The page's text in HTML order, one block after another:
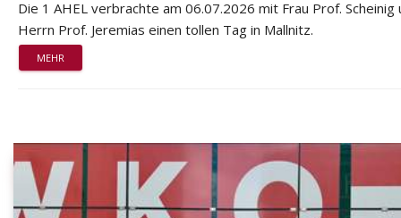
Die 1 AHEL verbrachte am 06.07.2026 mit Frau Prof. Scheinig
Herrn Prof. Jeremias einen tollen Tag in Mallnitz.
MEHR